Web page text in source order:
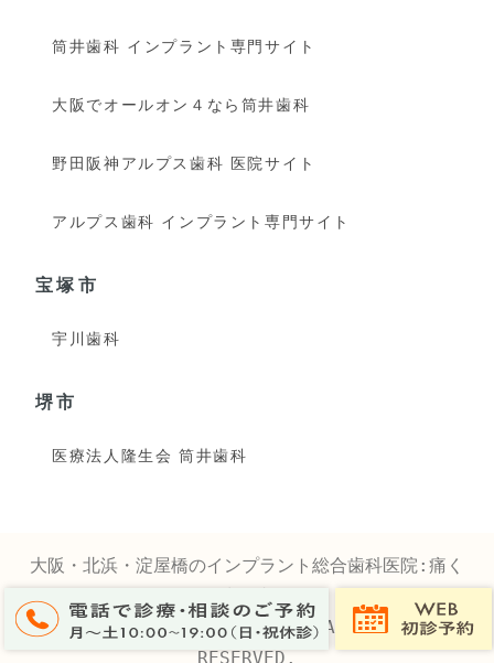
筒井歯科 インプラント専門サイト
大阪でオールオン４なら筒井歯科
野田阪神アルプス歯科 医院サイト
アルプス歯科 インプラント専門サイト
宝塚市
宇川歯科
堺市
医療法人隆生会 筒井歯科
大阪・北浜・淀屋橋のインプラント総合歯科医院:痛く
ない歯医者さん
© 2025 TSUTSUI-GROUP.JP All RIGHTS
RESERVED.